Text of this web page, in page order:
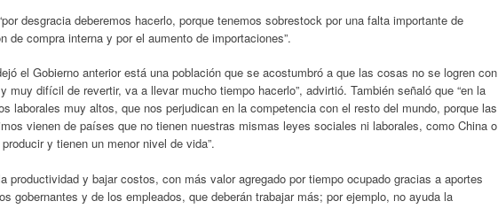
desgracia deberemos hacerlo, porque tenemos sobrestock por una falta importante de
de compra interna y por el aumento de importaciones”.
el Gobierno anterior está una población que se acostumbró a que las cosas no se logren con
muy difícil de revertir, va a llevar mucho tiempo hacerlo”, advirtió. También señaló que “en la
laborales muy altos, que nos perjudican en la competencia con el resto del mundo, porque las
vienen de países que no tienen nuestras mismas leyes sociales ni laborales, como China o
y tienen un menor nivel de vida”.
productividad y bajar costos, con más valor agregado por tiempo ocupado gracias a aportes
gobernantes y de los empleados, que deberán trabajar más; por ejemplo, no ayuda la